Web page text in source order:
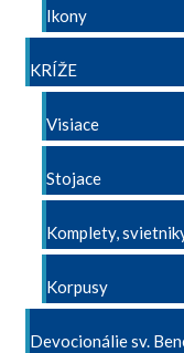
Ikony
KRÍŽE
Visiace
Stojace
Komplety,
Korpusy
Devocionálie sv.